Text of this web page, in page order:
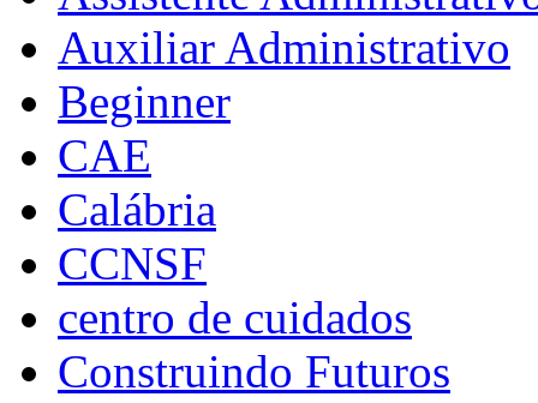
Auxiliar Administrativo
Beginner
CAE
Calábria
CCNSF
centro de cuidados
Construindo Futuros